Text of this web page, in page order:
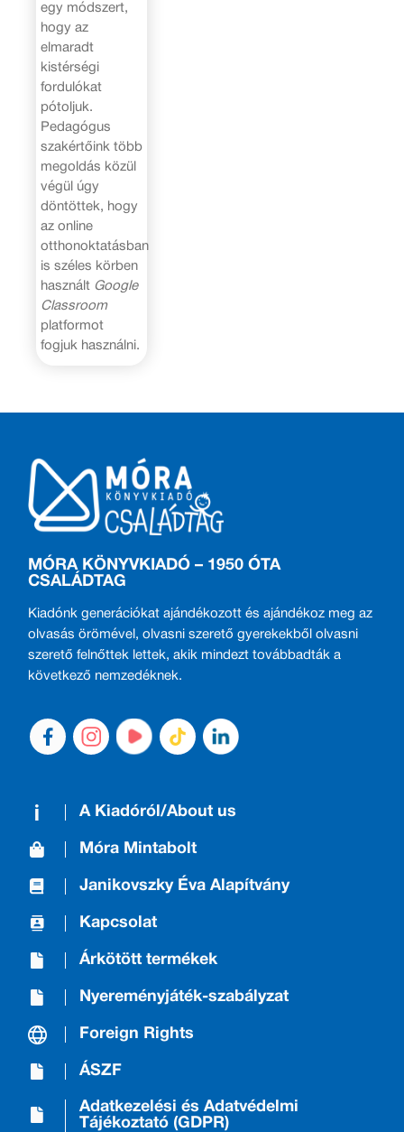
egy módszert,
hogy az
elmaradt
kistérségi
fordulókat
pótoljuk.
Pedagógus
szakértőink több
megoldás közül
végül úgy
döntöttek, hogy
az online
otthonoktatásban
is széles körben
használt Google
Classroom
platformot
fogjuk használni.
MÓRA KÖNYVKIADÓ – 1950 ÓTA
CSALÁDTAG
Kiadónk generációkat ajándékozott és ajándékoz meg az
olvasás örömével, olvasni szerető gyerekekből olvasni
szerető felnőttek lettek, akik mindezt továbbadták a
következő nemzedéknek.
A Kiadóról/About us
Móra Mintabolt
Janikovszky Éva Alapítvány
Kapcsolat
Árkötött termékek
Nyereményjáték-szabályzat
Foreign Rights
ÁSZF
Adatkezelési és Adatvédelmi
Tájékoztató (GDPR)